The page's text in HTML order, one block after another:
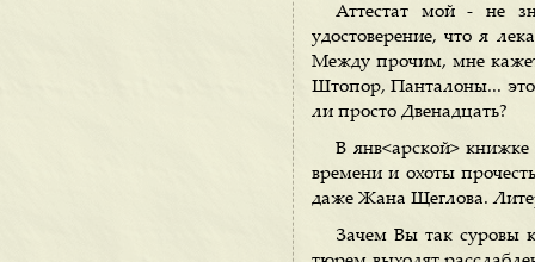
Аттестат мой - не
удостоверение, что я
Между прочим, мне
Штопор, Панталоны...
ли просто Двенадцать?
В янв<арской>
времени и охоты
даже Жана Щеглова.
Зачем Вы так суровы